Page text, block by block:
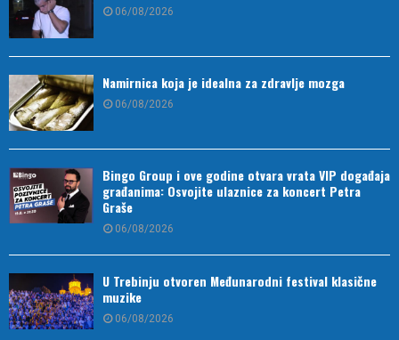
06/08/2026
Namirnica koja je idealna za zdravlje mozga
06/08/2026
Bingo Group i ove godine otvara vrata VIP događaja
građanima: Osvojite ulaznice za koncert Petra
Graše
06/08/2026
U Trebinju otvoren Međunarodni festival klasične
muzike
06/08/2026